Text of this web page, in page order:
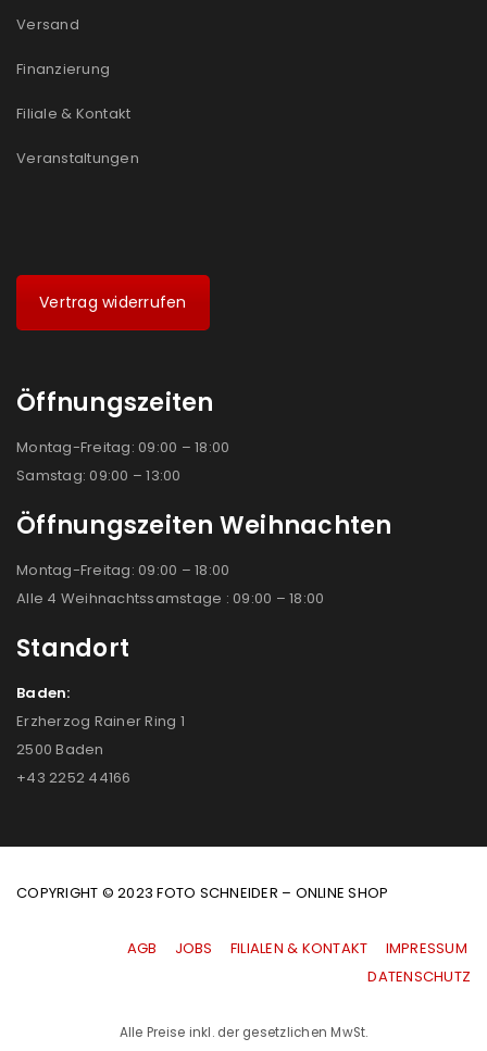
Versand
Finanzierung
Filiale & Kontakt
Veranstaltungen
Vertrag widerrufen
Öffnungszeiten
Montag-Freitag: 09:00 – 18:00
Samstag: 09:00 – 13:00
Öffnungszeiten Weihnachten
Montag-Freitag: 09:00 – 18:00
Alle 4 Weihnachtssamstage : 09:00 – 18:00
Standort
Baden:
Erzherzog Rainer Ring 1
2500 Baden
+43 2252 44166
COPYRIGHT © 2023 FOTO SCHNEIDER – ONLINE SHOP
AGB JOBS FILIALEN & KONTAKT
IMPRESSUM
|DATENSCHUTZ
Alle Preise inkl. der gesetzlichen MwSt.